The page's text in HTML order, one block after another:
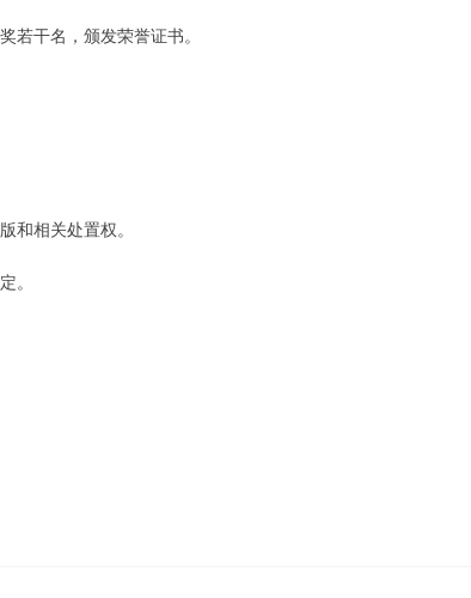
若干名，颁发荣誉证书。
和相关处置权。
。